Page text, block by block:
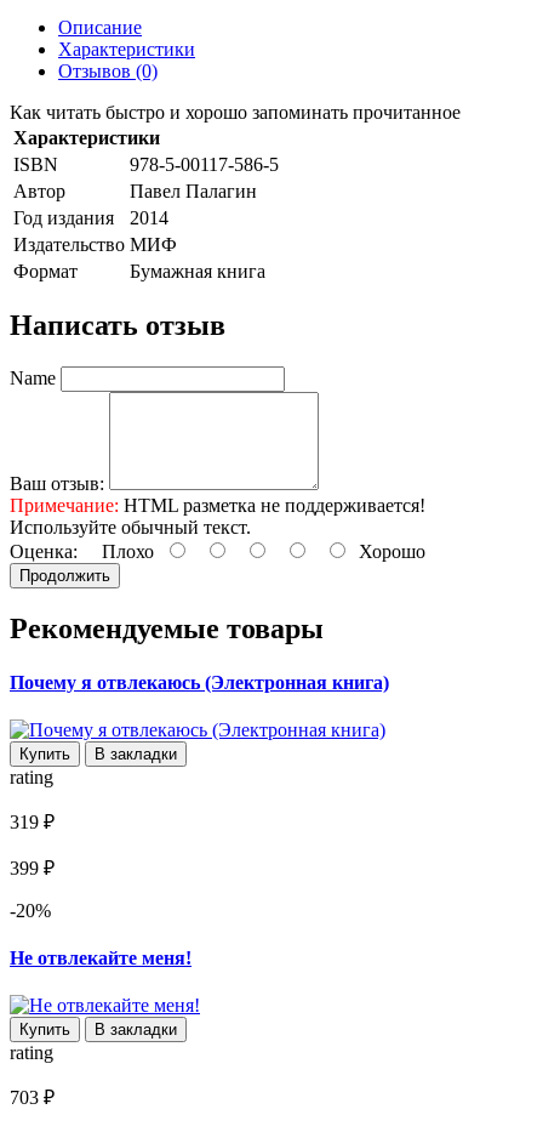
Описание
Характеристики
Отзывов (0)
Как читать быстро и хорошо запоминать прочитанное
Характеристики
ISBN
978-5-00117-586-5
Автор
Павел Палагин
Год издания
2014
Издательство МИФ
Формат
Бумажная книга
Написать отзыв
Name
Ваш отзыв:
Примечание: HTML разметка не поддерживается!
Используйте обычный текст.
Оценка: Плохо Хорошо
Продолжить
Рекомендуемые товары
Почему я отвлекаюсь (Электронная книга)
Купить В закладки
rating
319 ₽
399 ₽
-20%
Не отвлекайте меня!
Купить В закладки
rating
703 ₽